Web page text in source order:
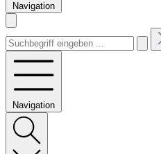
Navigation
Navigation